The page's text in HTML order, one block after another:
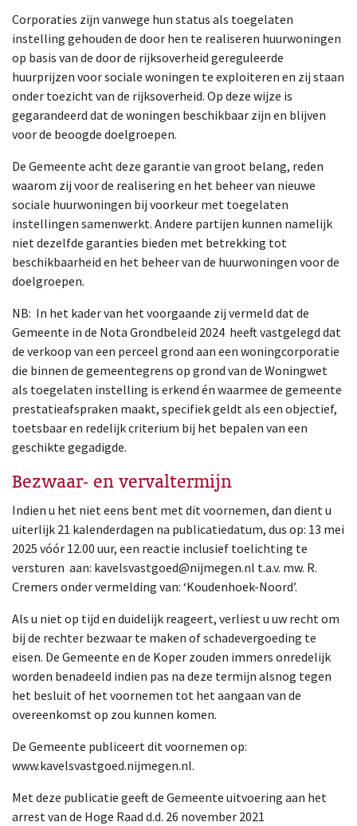
Corporaties zijn vanwege hun status als toegelaten
instelling gehouden de door hen te realiseren huurwoningen
op basis van de door de rijksoverheid gereguleerde
huurprijzen voor sociale woningen te exploiteren en zij staan
onder toezicht van de rijksoverheid. Op deze wijze is
gegarandeerd dat de woningen beschikbaar zijn en blijven
voor de beoogde doelgroepen.
De Gemeente acht deze garantie van groot belang, reden
waarom zij voor de realisering en het beheer van nieuwe
sociale huurwoningen bij voorkeur met toegelaten
instellingen samenwerkt. Andere partijen kunnen namelijk
niet dezelfde garanties bieden met betrekking tot
beschikbaarheid en het beheer van de huurwoningen voor de
doelgroepen.
NB: In het kader van het voorgaande zij vermeld dat de
Gemeente in de Nota Grondbeleid 2024 heeft vastgelegd dat
de verkoop van een perceel grond aan een woningcorporatie
die binnen de gemeentegrens op grond van de Woningwet
als toegelaten instelling is erkend én waarmee de gemeente
prestatieafspraken maakt, specifiek geldt als een objectief,
toetsbaar en redelijk criterium bij het bepalen van een
geschikte gegadigde.
Bezwaar- en vervaltermijn
Indien u het niet eens bent met dit voornemen, dan dient u
uiterlijk 21 kalenderdagen na publicatiedatum, dus op: 13 mei
2025 vóór 12.00 uur, een reactie inclusief toelichting te
versturen aan: kavelsvastgoed@nijmegen.nl t.a.v. mw. R.
Cremers onder vermelding van: ‘Koudenhoek-Noord’.
Als u niet op tijd en duidelijk reageert, verliest u uw recht om
bij de rechter bezwaar te maken of schadevergoeding te
eisen. De Gemeente en de Koper zouden immers onredelijk
worden benadeeld indien pas na deze termijn alsnog tegen
het besluit of het voornemen tot het aangaan van de
overeenkomst op zou kunnen komen.
De Gemeente publiceert dit voornemen op:
www.kavelsvastgoed.nijmegen.nl.
Met deze publicatie geeft de Gemeente uitvoering aan het
arrest van de Hoge Raad d.d. 26 november 2021